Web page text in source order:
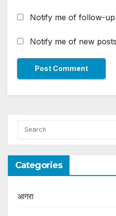
Notify me of follow-up
Notify me of new
Categories
आगरा